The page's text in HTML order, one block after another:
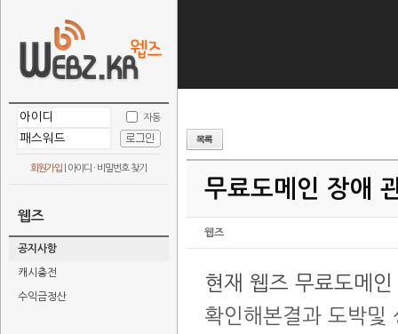
자동
회원가입 아이디 · 비밀번호 찾기
웹즈
공지사항
캐시충전
수익금정산
무료도메인 장애
웹즈
현재 웹즈 무료도메
확인해본결과 도박및